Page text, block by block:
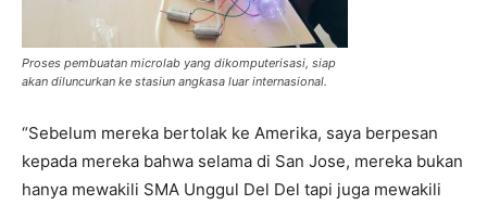
Proses pembuatan microlab yang dikomputerisasi, siap
akan diluncurkan ke stasiun angkasa luar internasional.
“Sebelum mereka bertolak ke Amerika, saya berpesan
kepada mereka bahwa selama di San Jose, mereka bukan
hanya mewakili SMA Unggul Del Del tapi juga mewakili